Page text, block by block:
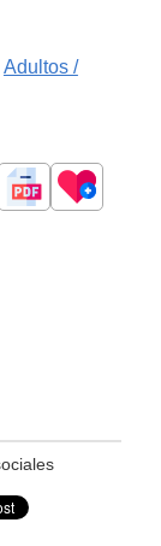
Adultos /